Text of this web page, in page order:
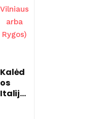
Kalėd
os
Italijoj